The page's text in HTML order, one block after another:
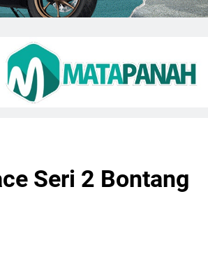
Seri 2 Bontang